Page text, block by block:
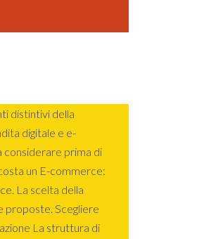
distintivi della
digitale e e-
considerare prima di
un E-commerce:
La scelta della
proposte. Scegliere
La struttura di